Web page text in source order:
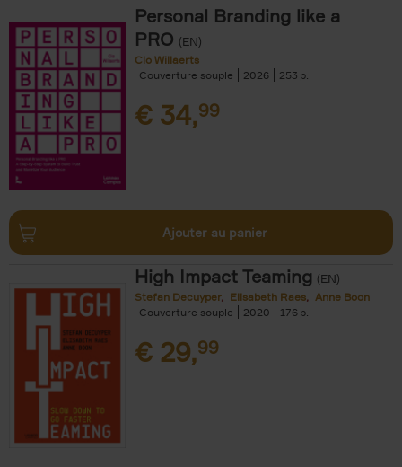
Personal Branding like a
PRO (EN)
Clo Willaerts
Couverture souple
2026 253
€ 34,99
Ajouter au panier
High Impact Teaming (EN)
Stefan Decuyper Elisabeth Raes
Anne Boon
Couverture souple
2020 176
€ 29,99